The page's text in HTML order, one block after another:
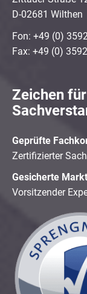
D-02681 Wilthen
Fon: +49 (0)
Fax: +49 (0)
Zeichen
Geprüfte
Zertifizierter
Gesicherte
Vorsitzender